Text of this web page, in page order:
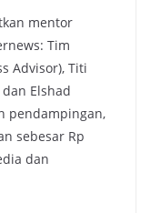
mentor
Tim
Advisor), Titi
Elshad
pendampingan,
sebesar Rp
dan